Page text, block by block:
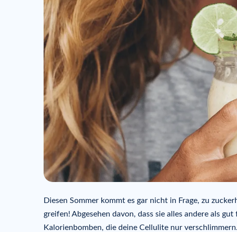
Diesen Sommer kommt es gar nicht in Frage, zu
greifen! Abgesehen davon, dass sie alles andere als
Kalorienbomben, die deine Cellulite nur